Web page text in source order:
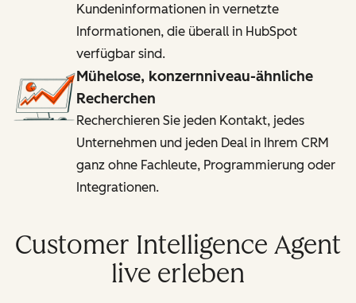
Kundeninformationen in vernetzte
Informationen, die überall in HubSpot
verfügbar sind.
Mühelose, konzernniveau-ähnliche
Recherchen
Recherchieren Sie jeden Kontakt, jedes
Unternehmen und jeden Deal in Ihrem CRM
ganz ohne Fachleute, Programmierung oder
Integrationen.
Customer Intelligence Agent
live erleben